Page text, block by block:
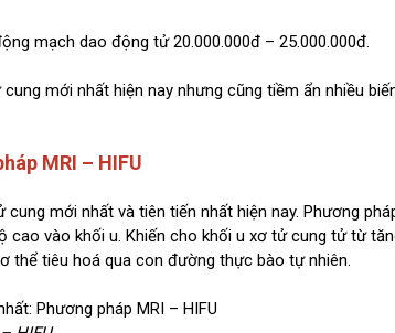
mạch dao động tử 20.000.000đ – 25.000.000đ.
mới nhất hiện nay nhưng cũng tiềm ẩn nhiều
MRI – HIFU
mới nhất và tiên tiến nhất hiện nay. Phương
vào khối u. Khiến cho khối u xơ tử cung tử từ
thể tiêu hoá qua con đường thực bào tự nhiên.